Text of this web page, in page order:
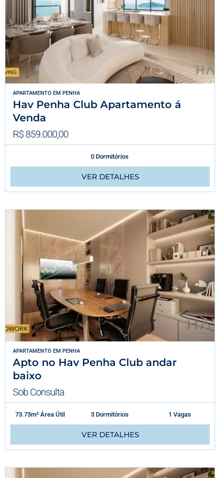
APARTAMENTO EM PENHA
Hav Penha Club Apartamento á
Venda
R$ 859.000,00
0 Dormitórios
VER DETALHES
APARTAMENTO EM PENHA
Apto no Hav Penha Club andar
baixo
Sob Consulta
73.73m² Área Útil 3 Dormitórios 1 Vagas
VER DETALHES